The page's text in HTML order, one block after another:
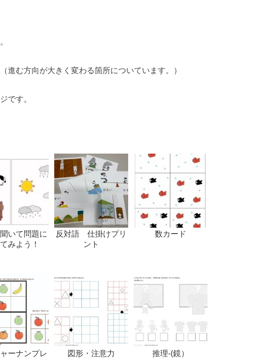
進む方向が大きく変わる箇所についています。）
です。
いて問題に
みよう！
反対語 仕掛けプリ
ント
数カード
ーナンプレ 図形・注意力 推理-(鏡）